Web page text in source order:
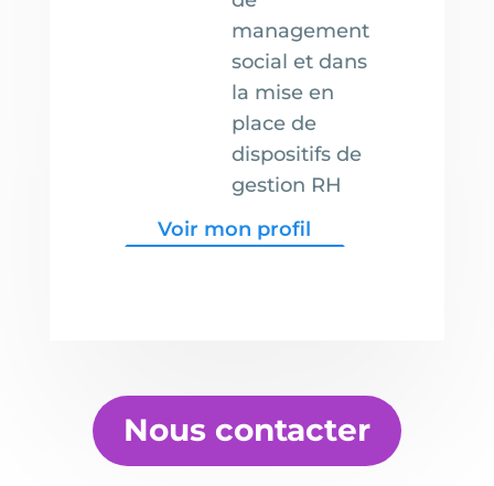
management
social et dans
la mise en
place de
dispositifs de
gestion RH
Voir mon profil
Nous contacter